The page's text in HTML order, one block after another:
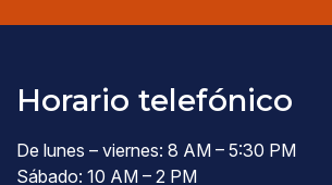
Horario telefónico
De lunes – viernes: 8 AM – 5:30 PM
Sábado: 10 AM – 2 PM